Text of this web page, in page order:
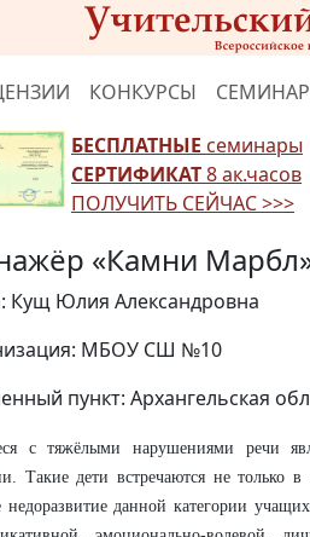
КОНКУРСЫ
БЕСПЛАТНЫЕ семинары
СЕРТИФИКАТ8 ак.часов
ПОЛУЧИТЬ СЕЙЧАС >>>
«Камни
Кущ Юлия Александровна
МБОУ СШ №10
пункт: Архангельская
с тяжёлыми нарушениями речи
Такие дети встречаются не только
недоразвитие данной категории